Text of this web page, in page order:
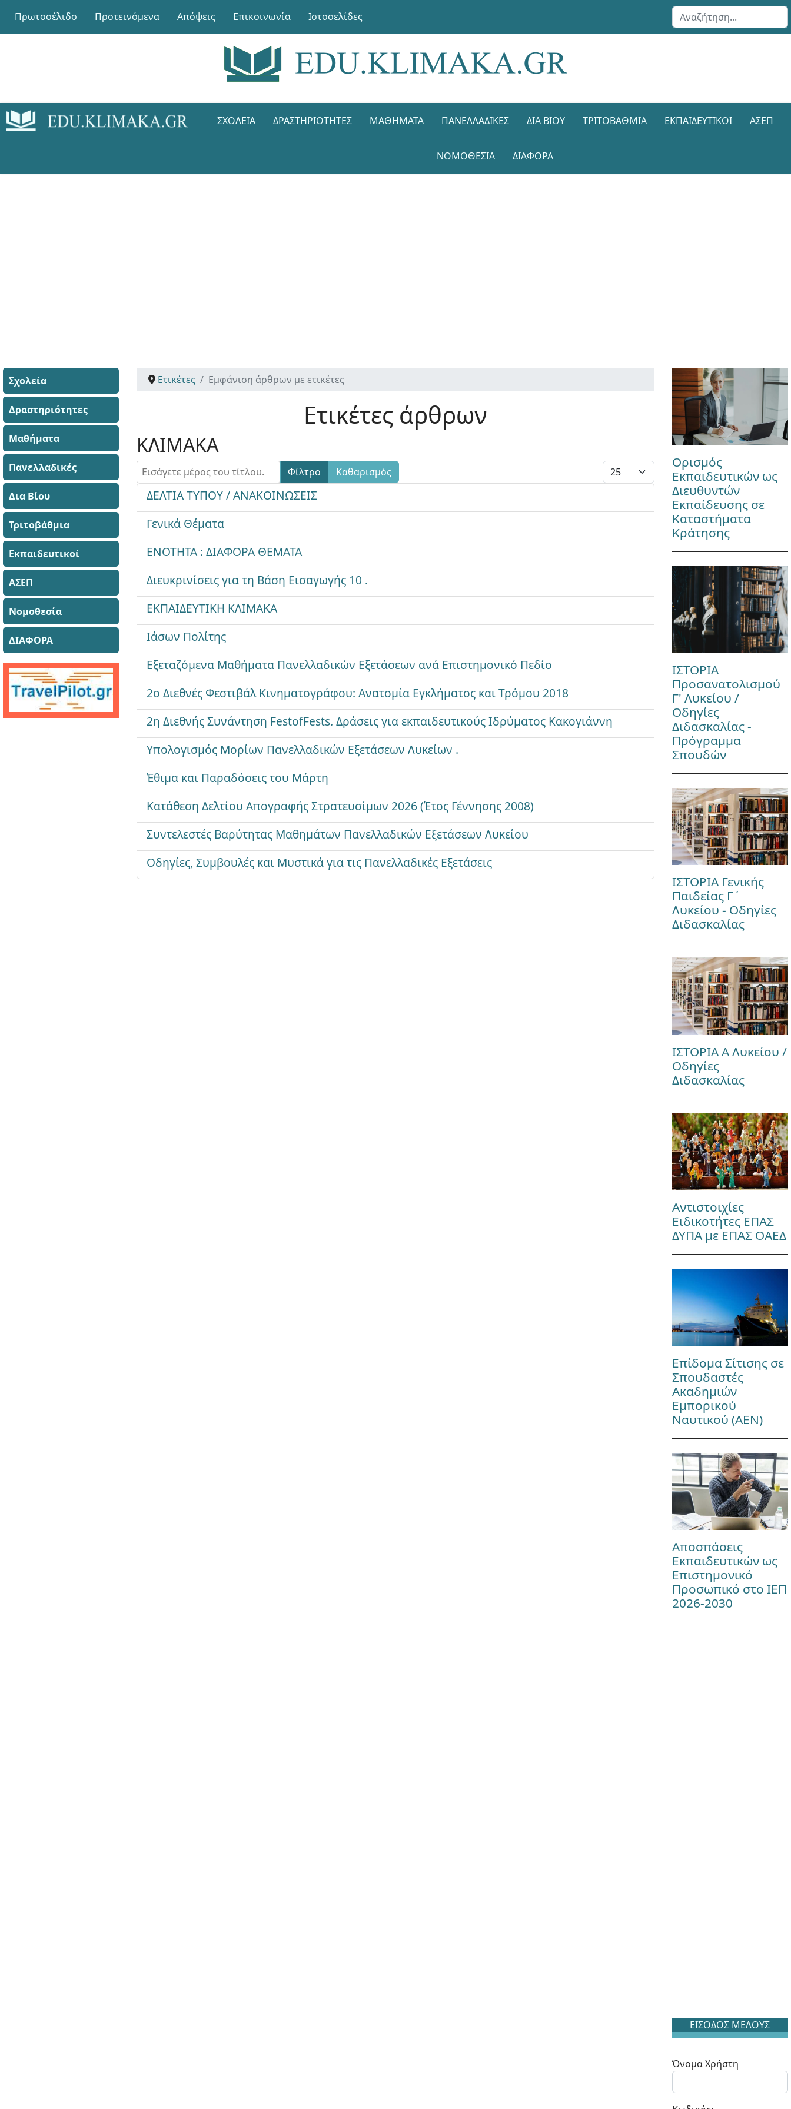
Πρωτοσέλιδο Προτεινόμενα Απόψεις Επικοινωνία Ιστοσελίδες Αναζήτηση...
ΣΧΟΛΕΊΑ ΔΡΑΣΤΗΡΙΌΤΗΤΕΣ ΜΑΘΉΜΑΤΑ ΠΑΝΕΛΛΑΔΙΚΈΣ ΔΙΑ ΒΊΟΥ ΤΡΙΤΟΒΆΘΜΙΑ ΕΚΠΑΙΔΕΥΤΙΚΟΊ ΑΣΕΠ
ΝΟΜΟΘΕΣΊΑ ΔΙΑΦΟΡΑ
Σχολεία
Δραστηριότητες
Μαθήματα
Πανελλαδικές
Δια Βίου
Τριτοβάθμια
Εκπαιδευτικοί
ΑΣΕΠ
Νομοθεσία
ΔΙΑΦΟΡΑ
Ετικέτες Εμφάνιση άρθρων με ετικέτες
Ετικέτες άρθρων
ΚΛΙΜΑΚΑ
Εισάγετε μέρος του τίτλου. Φίλτρο Καθαρισμός Εμφάνιση #
ΔΕΛΤΙΑ ΤΥΠΟΥ / ΑΝΑΚΟΙΝΩΣΕΙΣ
Γενικά Θέματα
ΕΝΟΤΗΤΑ : ΔΙΑΦΟΡΑ ΘΕΜΑΤΑ
Διευκρινίσεις για τη Βάση Εισαγωγής 10 .
ΕΚΠΑΙΔΕΥΤΙΚΗ ΚΛΙΜΑΚΑ
Ιάσων Πολίτης
Εξεταζόμενα Μαθήματα Πανελλαδικών Εξετάσεων ανά Επιστημονικό Πεδίο
2ο Διεθνές Φεστιβάλ Κινηματογράφου: Ανατομία Εγκλήματος και Τρόμου 2018
2η Διεθνής Συνάντηση FestofFests. Δράσεις για εκπαιδευτικούς Ιδρύματος Κακογιάννη
Υπολογισμός Μορίων Πανελλαδικών Εξετάσεων Λυκείων .
Έθιμα και Παραδόσεις του Μάρτη
Κατάθεση Δελτίου Απογραφής Στρατευσίμων 2026 (Έτος Γέννησης 2008)
Συντελεστές Βαρύτητας Μαθημάτων Πανελλαδικών Εξετάσεων Λυκείου
Οδηγίες, Συμβουλές και Μυστικά για τις Πανελλαδικές Εξετάσεις
Ορισμός
Εκπαιδευτικών ως
Διευθυντών
Εκπαίδευσης σε
Καταστήματα
Κράτησης
ΙΣΤΟΡΙΑ
Προσανατολισμού
Γ' Λυκείου /
Οδηγίες
Διδασκαλίας -
Πρόγραμμα
Σπουδών
ΙΣΤΟΡΙΑ Γενικής
Παιδείας Γ΄
Λυκείου - Οδηγίες
Διδασκαλίας
ΙΣΤΟΡΙΑ Α Λυκείου /
Οδηγίες
Διδασκαλίας
Αντιστοιχίες
Ειδικοτήτες ΕΠΑΣ
ΔΥΠΑ με ΕΠΑΣ ΟΑΕΔ
Επίδομα Σίτισης σε
Σπουδαστές
Ακαδημιών
Εμπορικού
Ναυτικού (ΑΕΝ)
Αποσπάσεις
Εκπαιδευτικών ως
Επιστημονικό
Προσωπικό στο ΙΕΠ
2026-2030
ΕΙΣΟΔΟΣ ΜΕΛΟΥΣ
Όνομα Χρήστη